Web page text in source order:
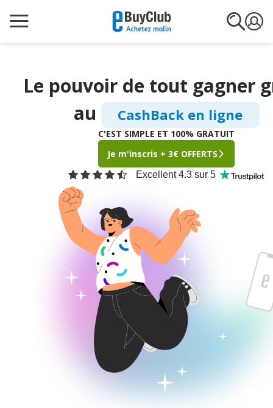
Le pouvoir de tout gagner
au
CashBack en ligne
C'EST SIMPLE ET 100% GRATUIT
Je m'inscris + 3€ OFFERTS
Excellent 4.3 sur 5